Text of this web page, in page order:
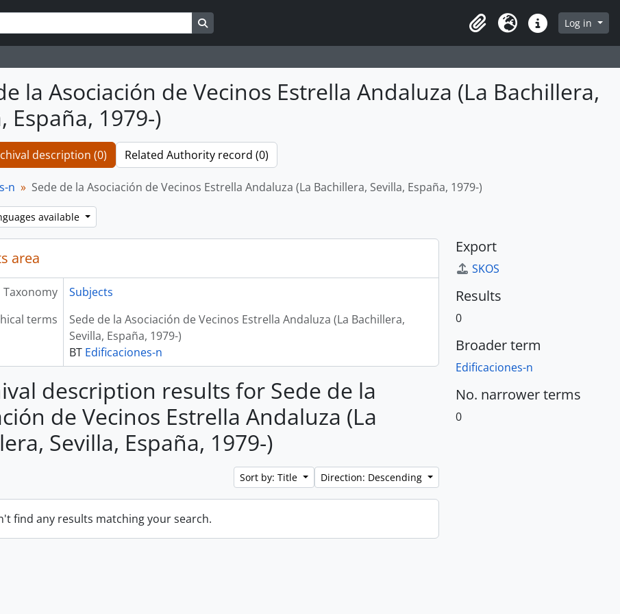
ClipboardLanguageQuick linksLog in
la Asociación de Vecinos Estrella Andaluza (La Bachillera,
España, 1979-)
description (0) Related Authority record (0)
n Sede de la Asociación de Vecinos Estrella Andaluza (La Bachillera, Sevilla, España, 1979-)
available
area
Taxonomy
Subjects
terms
Sede de la Asociación de Vecinos Estrella Andaluza (La Bachillera,
Sevilla, España, 1979-)
BT Edificaciones-n
description results for Sede de la
de Vecinos Estrella Andaluza (La
Sevilla, España, 1979-)
Sort by: Title Direction: Descending
find any results matching your search.
Export
SKOS
Results
0
Broader term
Edificaciones-n
No. narrower terms
0